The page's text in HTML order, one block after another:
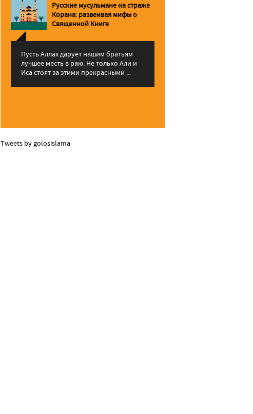
Русские мусульмане на страже
Корана: pазвеивая мифы о
Священной Книге
Пусть Аллах дарует нашим братьям
лучшее месть в раю. Не только Али и
Иса стоят за этими прекрасными ...
Tweets by golosislama